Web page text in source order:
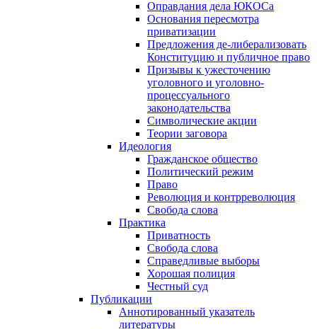
Оправдания дела ЮКОСа
Основания пересмотра
приватизации
Предложения де-либерализовать
Конституцию и публичное право
Призывы к ужесточению
уголовного и уголовно-
процессуального
законодательства
Символические акции
Теории заговора
Идеология
Гражданское общество
Политический режим
Право
Революция и контрреволюция
Свобода слова
Практика
Приватность
Свобода слова
Справедливые выборы
Хорошая полиция
Честный суд
Публикации
Аннотированный указатель
литературы